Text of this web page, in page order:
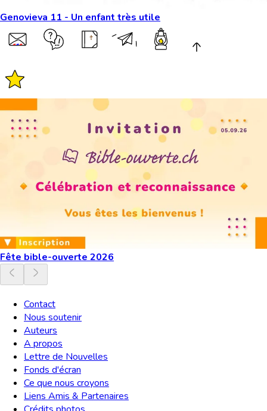
Genovieva 11 - Un enfant très utile
Fête bible-ouverte 2026
Contact
Nous soutenir
Auteurs
A propos
Lettre de Nouvelles
Fonds d'écran
Ce que nous croyons
Liens Amis & Partenaires